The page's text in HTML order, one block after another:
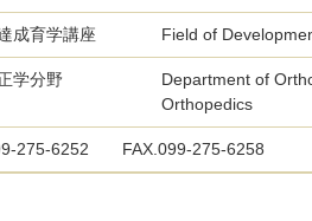
成育学講座 Field of
学分野
Department of
Orthopedics
275-6252 FAX.099-275-6258